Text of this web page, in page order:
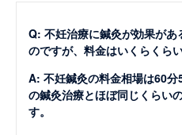
Q: 不妊治療に鍼灸が効果が
のですが、料金はいくらくら
A: 不妊鍼灸の料金相場は60
の鍼灸治療とほぼ同じくらい
す。